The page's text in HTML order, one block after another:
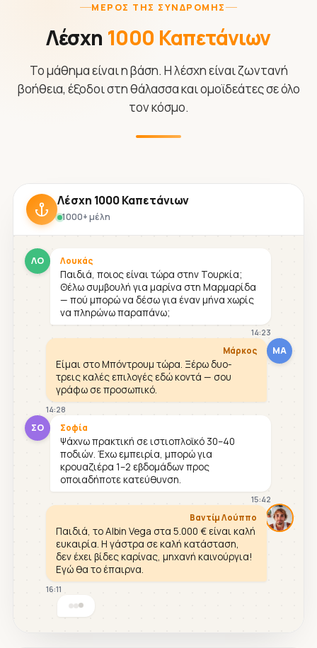
ΜΈΡΟΣ ΤΗΣ ΣΥΝΔΡΟΜΉΣ
Λέσχη 1000 Καπετάνιων
Το μάθημα είναι η βάση. Η λέσχη είναι ζωντανή
βοήθεια, έξοδοι στη θάλασσα και ομοϊδεάτες σε όλο
τον κόσμο.
Λέσχη 1000 Καπετάνιων
1000+ μέλη
ΛΟ Λουκάς
Παιδιά, ποιος είναι τώρα στην Τουρκία;
Θέλω συμβουλή για μαρίνα στη Μαρμαρίδα
— πού μπορώ να δέσω για έναν μήνα χωρίς
να πληρώνω παραπάνω;
14:23
ΜΑ
Μάρκος
Είμαι στο Μπόντρουμ τώρα. Ξέρω δυο-
τρεις καλές επιλογές εδώ κοντά — σου
γράφω σε προσωπικό.
14:28
ΣΟ Σοφία
Ψάχνω πρακτική σε ιστιοπλοϊκό 30–40
ποδιών. Έχω εμπειρία, μπορώ για
κρουαζιέρα 1–2 εβδομάδων προς
οποιαδήποτε κατεύθυνση.
15:42
Βαντίμ Λούππο
Παιδιά, το Albin Vega στα 5.000 € είναι καλή
ευκαιρία. Η γάστρα σε καλή κατάσταση,
δεν έχει βίδες καρίνας, μηχανή καινούργια!
Εγώ θα το έπαιρνα.
16:11